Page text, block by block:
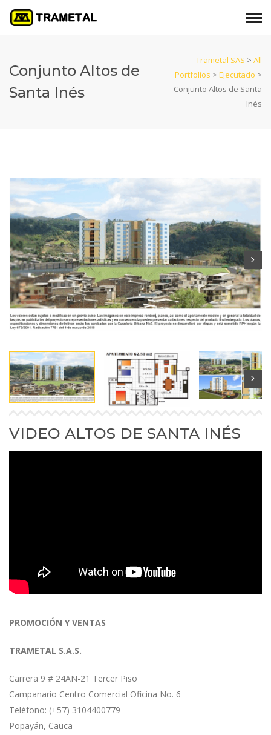
Conjunto Altos de
Santa Inés
Trametal SAS > All
Portfolios > Ejecutado >
Conjunto Altos de Santa
Inés
VIDEO ALTOS DE SANTA INÉS
PROMOCIÓN Y VENTAS
TRAMETAL S.A.S.
Carrera 9 # 24AN-21 Tercer Piso
Campanario Centro Comercial Oficina No. 6
Teléfono: (+57) 3104400779
Popayán, Cauca